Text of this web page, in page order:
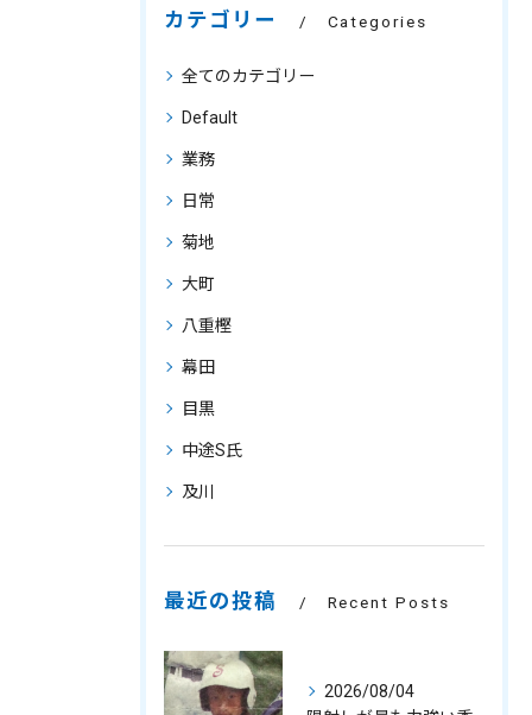
カテゴリー Categories
全てのカテゴリー
Default
業務
日常
菊地
大町
八重樫
幕田
目黒
中途S氏
及川
最近の投稿 Recent Posts
2026/08/04